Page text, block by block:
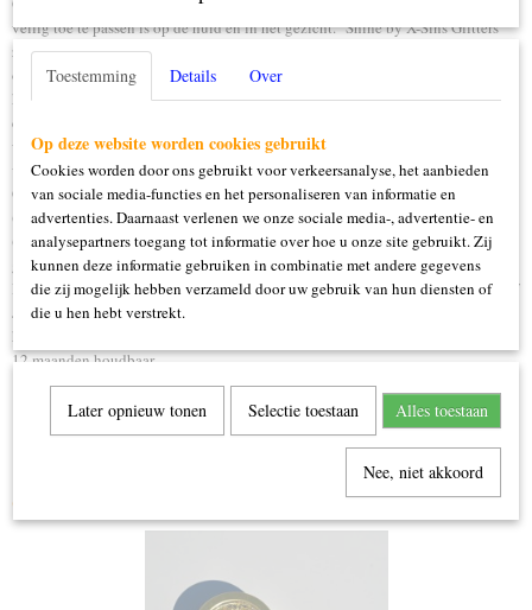
veilig toe te passen is op de huid en in het gezicht. Shine by X-Sins Glitters
zijn gemaakt om nog meer ”shine” te geven aan jou speciaal moment. Willen
onze kleintjes ook mee shinen? Dan zijn onze glitters in verschillende
kleursamenstellingen hiervoor de juiste keus!, let wel goed op dat het niet in
de oogjes gewreven kan worden. De X-Sins glitters kunnen het beste bewaard
worden op kamertempratuur, te lage of hoge tempraturen kunnen de structuur
van de samenstelling veranderen.
Om de X-Sins Glitters het beste aan te brengen raden wij aan om dit met
(schone) vingertoppen te doen of deze met een kwast/penseel aan te brengen.
(! Het is niet veilig om de glitters op de oogleden of dicht bij de ogen te
gebruiken !)
Ingrediënten Parfum, H20, Panthenol (pro-vitamin B5), Aloe Barbadensis Leaf
Juice, Triethanolamine, VP/VA Copolymer, Glycerine, Carbomer, Sodium
hydroxymethylglycinate, Sorbitan Laurate, aluminium Glitters. Na opening
12 maanden houdbaar
Ook interessant
Toestemming Details Over
Op deze website worden cookies gebruikt
Cookies worden door ons gebruikt voor verkeersanalyse, het aanbieden
van sociale media-functies en het personaliseren van informatie en
advertenties. Daarnaast verlenen we onze sociale media-, advertentie- en
analysepartners toegang tot informatie over hoe u onze site gebruikt. Zij
kunnen deze informatie gebruiken in combinatie met andere gegevens
die zij mogelijk hebben verzameld door uw gebruik van hun diensten of
die u hen hebt verstrekt.
Later opnieuw tonen Selectie toestaan Alles toestaan
Nee, niet akkoord